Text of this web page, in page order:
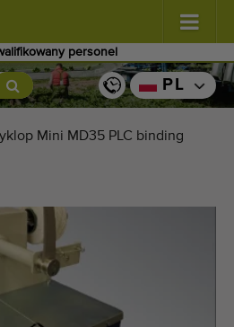
personel
PL
Mini MD35 PLC binding